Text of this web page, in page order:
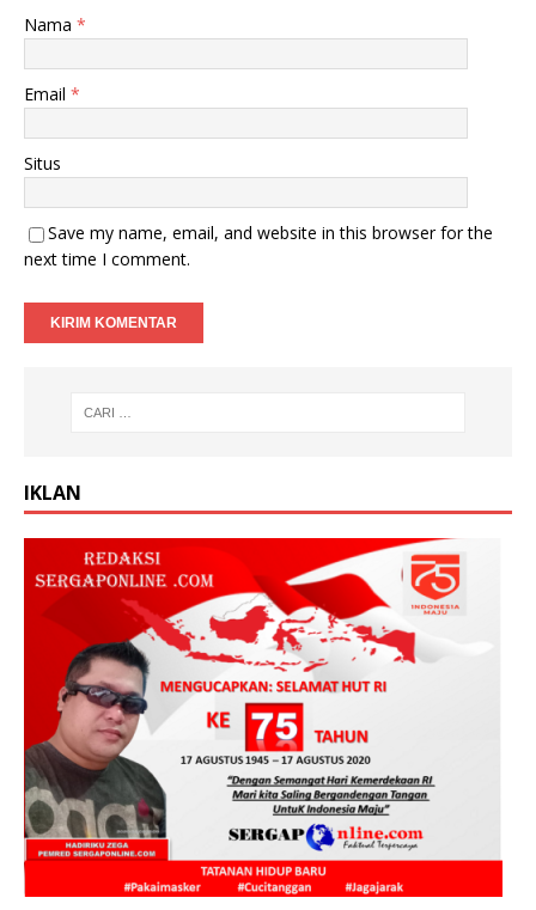
Nama *
Email *
Situs
Save my name, email, and website in this browser for the
next time I comment.
IKLAN